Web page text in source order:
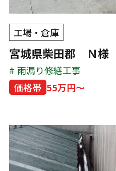
工場・倉庫
宮城県柴田郡 Ｎ様
雨漏り修繕工事
価格帯 55万円～